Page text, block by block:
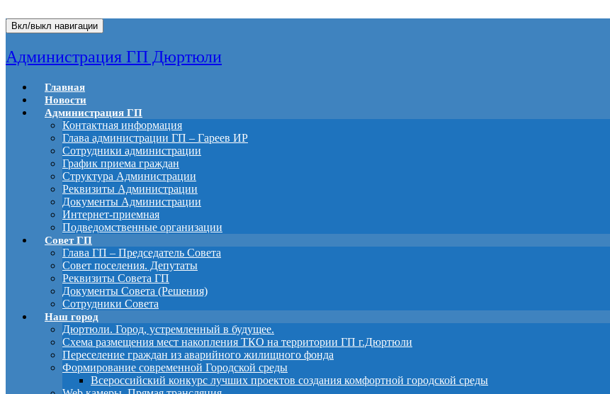
Вкл/выкл навигации
Администрация ГП Дюртюли
Главная
Новости
Администрация ГП
Контактная информация
Глава администрации ГП – Гареев ИР
Сотрудники администрации
График приема граждан
Структура Администрации
Реквизиты Администрации
Документы Администрации
Интернет-приемная
Подведомственные организации
Совет ГП
Глава ГП – Председатель Совета
Совет поселения. Депутаты
Реквизиты Совета ГП
Документы Совета (Решения)
Сотрудники Совета
Наш город
Дюртюли. Город, устремленный в будущее.
Схема размещения мест накопления ТКО на территории ГП г.Дюртюли
Переселение граждан из аварийного жилищного фонда
Формирование современной Городской среды
Всероссийский конкурс лучших проектов создания комфортной городской среды